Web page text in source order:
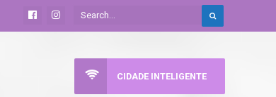
CIDADE INTELIGENTE